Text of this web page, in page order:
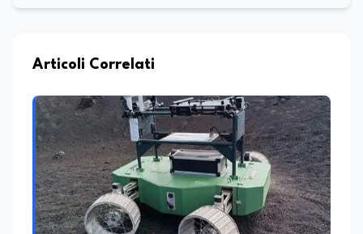
Articoli Correlati